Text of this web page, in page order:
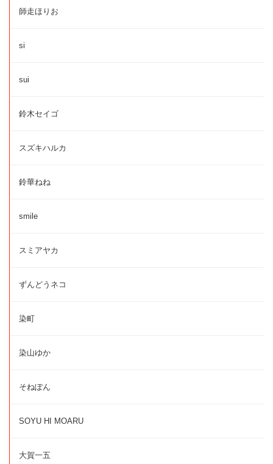
師走ほりお
si
sui
鈴木セイゴ
スズキハルカ
鈴華ねね
smile
スミアヤカ
ずんどうネコ
染町
染山ゆか
そねぽん
SOYU HI MOARU
大賀一五